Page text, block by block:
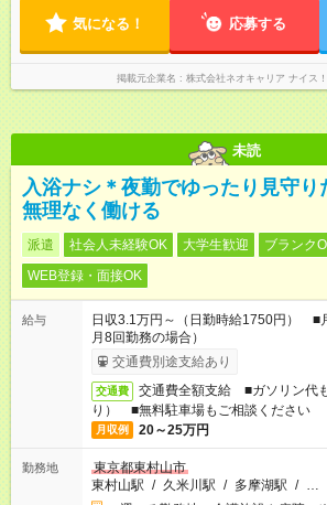
気になる！ 応募する
掲載元企業名 株式会社ネオキャリア ナイス
未読
入浴ナシ＊夜勤でゆったり見守り
無理なく働ける
派遣 社会人未経験OK 大学生歓迎
ブランク
WEB登録・面接OK
給与
日収3.1万円～（日勤時給1750円） ■
月8回勤務の場合）
交通費別途支給あり
交通費
交通費全額支給 ■ガソリン代
り） ■無料駐車場もご相談ください
月収例 20～25万円
勤務地
東京都東村山市
東村山駅 / 久米川駅 / 多摩湖駅 / …